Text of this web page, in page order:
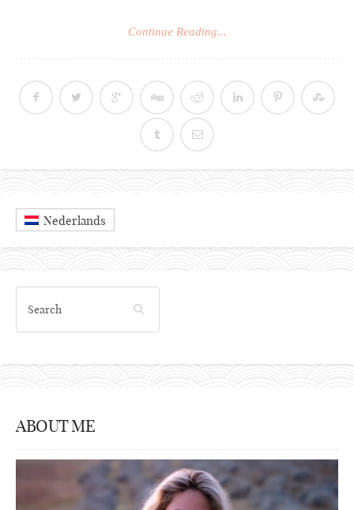
Continue Reading...
Nederlands
ABOUT ME